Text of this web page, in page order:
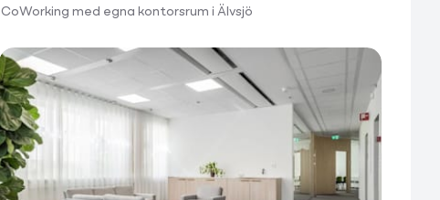
CoWorking med egna kontorsrum i Älvsjö